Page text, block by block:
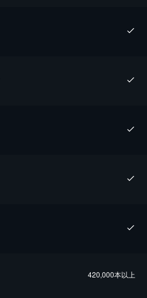
420,000本以上